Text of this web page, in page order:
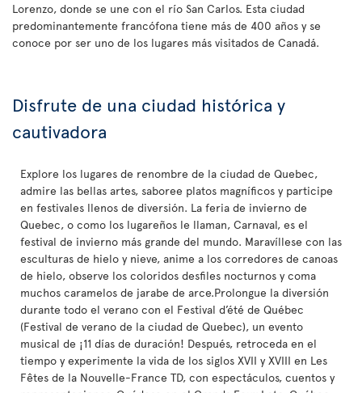
Lorenzo, donde se une con el río San Carlos. Esta ciudad
predominantemente francófona tiene más de 400 años y se
conoce por ser uno de los lugares más visitados de Canadá.
Disfrute de una ciudad histórica y
cautivadora
Explore los lugares de renombre de la ciudad de Quebec,
admire las bellas artes, saboree platos magníficos y participe
en festivales llenos de diversión. La feria de invierno de
Quebec, o como los lugareños le llaman, Carnaval, es el
festival de invierno más grande del mundo. Maravíllese con las
esculturas de hielo y nieve, anime a los corredores de canoas
de hielo, observe los coloridos desfiles nocturnos y coma
muchos caramelos de jarabe de arce.Prolongue la diversión
durante todo el verano con el Festival d’été de Québec
(Festival de verano de la ciudad de Quebec), un evento
musical de ¡11 días de duración! Después, retroceda en el
tiempo y experimente la vida de los siglos XVII y XVIII en Les
Fêtes de la Nouvelle-France TD, con espectáculos, cuentos y